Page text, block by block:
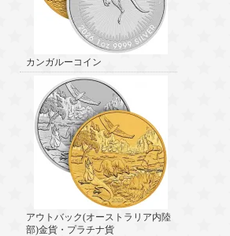
カンガルーコイン
アウトバック(オーストラリア内陸
部)金貨・プラチナ貨